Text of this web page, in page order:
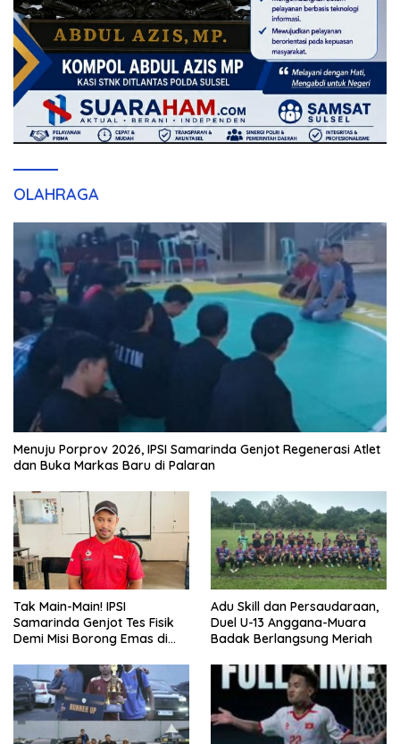
OLAHRAGA
Menuju Porprov 2026, IPSI Samarinda Genjot Regenerasi Atlet
dan Buka Markas Baru di Palaran
Tak Main-Main! IPSI
Samarinda Genjot Tes Fisik
Demi Misi Borong Emas di
Adu Skill dan Persaudaraan,
Duel U-13 Anggana-Muara
Badak Berlangsung Meriah